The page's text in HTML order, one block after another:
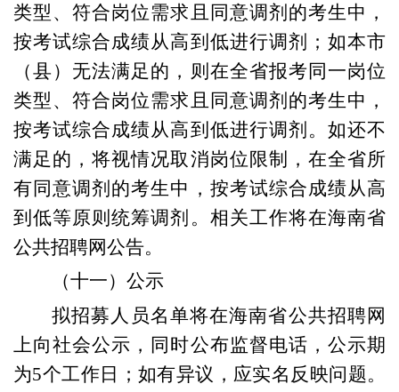
类型 、符合岗位需求且同意调剂的考生中，
按考试综合成绩从高到低进行调剂 ；如本市
（县） 无法满足的，则在全省报考同一岗位
类型 、符合岗位需求且同意调剂的考生中，
按考试综合成绩从高到低进行调剂 。如还不
满足的，将视情况取消岗位限制，在全省所
有同意调剂的考生中， 按考试综合成绩从高
到低等原则统筹调剂。相关工作将在海南省
公共招聘网公告。
（十一）公示
拟招募人员名单将在海南省公共招聘网
上向社会公示 ，同时公布监督电话， 公示期
为5个工作日
； 如有异议，应实名反映问题。